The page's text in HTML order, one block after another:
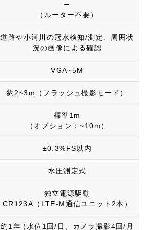
─
（ルーター不要）
道路や小河川の冠水検知/測定、周囲状
況の画像による確認
VGA~5M
約2~3m（フラッシュ撮影モード）
標準1m
（オプション：~10m）
±0.3%FS以内
水圧測定式
独立電源駆動
​CR123A（LTE-M通信ユニット2本）
約1年 (水位1回/日、カメラ撮影4回/月